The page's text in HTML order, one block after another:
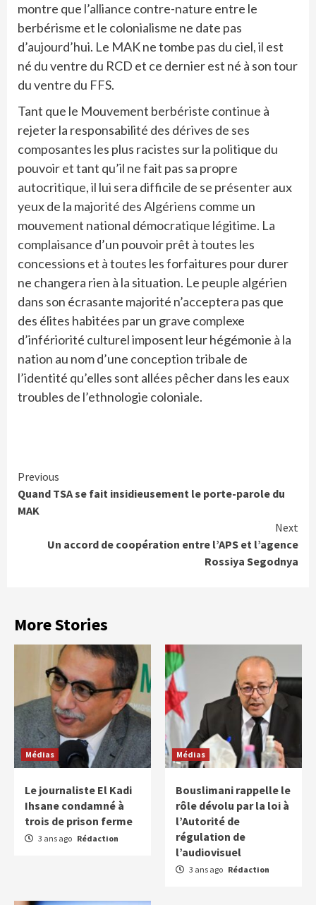
montre que l’alliance contre-nature entre le
berbérisme et le colonialisme ne date pas
d’aujourd’hui. Le MAK ne tombe pas du ciel, il est
né du ventre du RCD et ce dernier est né à son tour
du ventre du FFS.
Tant que le Mouvement berbériste continue à
rejeter la responsabilité des dérives de ses
composantes les plus racistes sur la politique du
pouvoir et tant qu’il ne fait pas sa propre
autocritique, il lui sera difficile de se présenter aux
yeux de la majorité des Algériens comme un
mouvement national démocratique légitime. La
complaisance d’un pouvoir prêt à toutes les
concessions et à toutes les forfaitures pour durer
ne changera rien à la situation. Le peuple algérien
dans son écrasante majorité n’acceptera pas que
des élites habitées par un grave complexe
d’infériorité culturel imposent leur hégémonie à la
nation au nom d’une conception tribale de
l’identité qu’elles sont allées pêcher dans les eaux
troubles de l’ethnologie coloniale.
Continue
Reading
Previous
Quand TSA se fait insidieusement le porte-parole du
MAK
Next
Un accord de coopération entre l’APS et l’agence
Rossiya Segodnya
More Stories
Médias
Le journaliste El Kadi
Ihsane condamné à
trois de prison ferme
3 ans ago Rédaction
Médias
Bouslimani rappelle le
rôle dévolu par la loi à
l’Autorité de
régulation de
l’audiovisuel
3 ans ago Rédaction